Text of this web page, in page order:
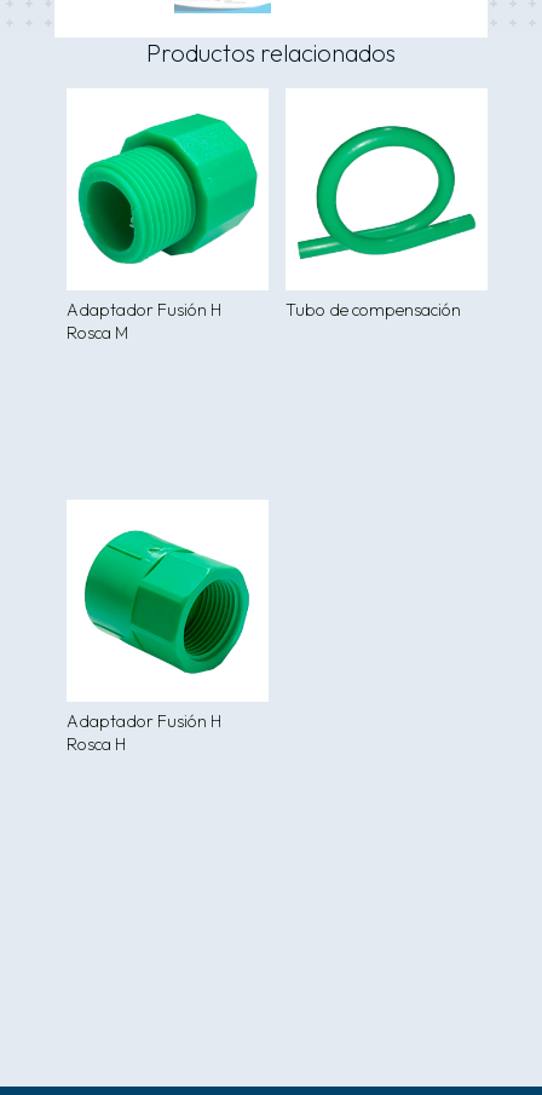
Productos relacionados
Adaptador Fusión H
Rosca M
Tubo de compensación
Adaptador Fusión H
Rosca H